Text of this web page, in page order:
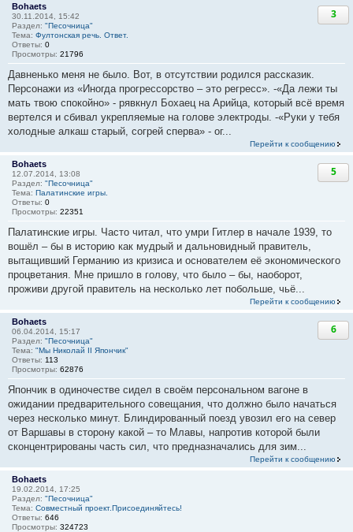
Bohaets
30.11.2014, 15:42
Раздел: "Песочница"
Тема: Фултонская речь. Ответ.
Ответы: 0
Просмотры: 21796
3
Давненько меня не было. Вот, в отсутствии родился рассказик.
Персонажи из «Иногда прогрессорство – это регресс». -«Да лежи ты
мать твою спокойно» - рявкнул Бохаец на Арийца, который всё время
вертелся и сбивал укрепляемые на голове электроды. -«Руки у тебя
холодные алкаш старый, согрей сперва» - ог...
Перейти к сообщению
Bohaets
12.07.2014, 13:08
Раздел: "Песочница"
Тема: Палатинские игры.
Ответы: 0
Просмотры: 22351
5
Палатинские игры. Часто читал, что умри Гитлер в начале 1939, то
вошёл – бы в историю как мудрый и дальновидный правитель,
вытащивший Германию из кризиса и основателем её экономического
процветания. Мне пришло в голову, что было – бы, наоборот,
проживи другой правитель на несколько лет побольше, чьё...
Перейти к сообщению
Bohaets
06.04.2014, 15:17
Раздел: "Песочница"
Тема: "Мы Николай II Япончик"
Ответы: 113
Просмотры: 62876
6
Япончик в одиночестве сидел в своём персональном вагоне в
ожидании предварительного совещания, что должно было начаться
через несколько минут. Блиндированный поезд увозил его на север
от Варшавы в сторону какой – то Млавы, напротив которой были
сконцентрированы часть сил, что предназначались для зим...
Перейти к сообщению
Bohaets
19.02.2014, 17:25
Раздел: "Песочница"
Тема: Совместный проект.Присоединяйтесь!
Ответы: 646
Просмотры: 324723